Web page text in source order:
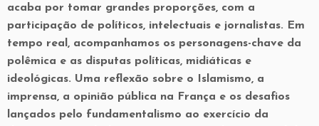
acaba por tomar grandes proporções, com a
participação de políticos, intelectuais e jornalistas. Em
tempo real, acompanhamos os personagens-chave da
polêmica e as disputas políticas, midiáticas e
ideológicas. Uma reflexão sobre o Islamismo, a
imprensa, a opinião pública na França e os desafios
lançados pelo fundamentalismo ao exercício da